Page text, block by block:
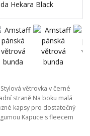
větrovka v černé
straně Na boku malá
kapsy pro dostatečný
Kapuce s fleecem